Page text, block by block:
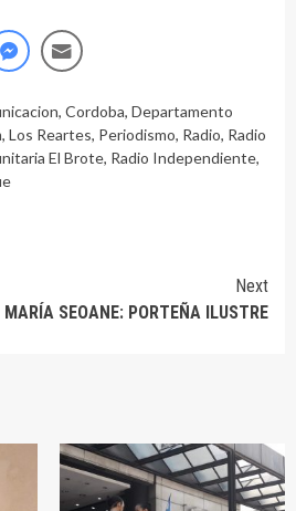
, Cordoba, Departamento
, Los Reartes, Periodismo, Radio, Radio
El Brote, Radio Independiente,
Next
MARÍA SEOANE: PORTEÑA ILUSTRE